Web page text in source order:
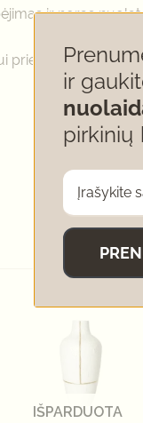
ir noras
prie klientų
IŠPARDUOTA
ir
pirkinių